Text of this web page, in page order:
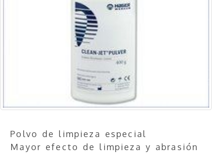
Polvo de limpieza especial
Mayor efecto de limpieza y abrasión